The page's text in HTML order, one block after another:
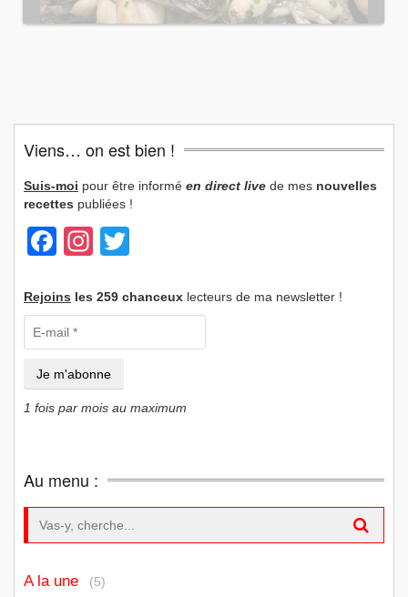
Viens… on est bien !
Suis-moi pour être informé en direct live de mes nouvelles
recettes publiées !
Facebook
Instagram
Rejoins les 259 chanceux lecteurs de ma newsletter !
1 fois par mois au maximum
Au menu :
A la une (5)